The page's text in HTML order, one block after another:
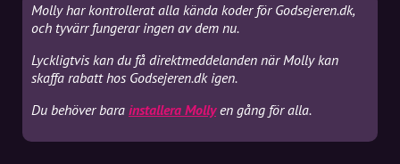
Molly har kontrollerat alla kända koder för Godsejeren.dk,
och tyvärr fungerar ingen av dem nu.
Lyckligtvis kan du få direktmeddelanden när Molly kan
skaffa rabatt hos Godsejeren.dk igen.
Du behöver bara installera Mollyen gång för alla.